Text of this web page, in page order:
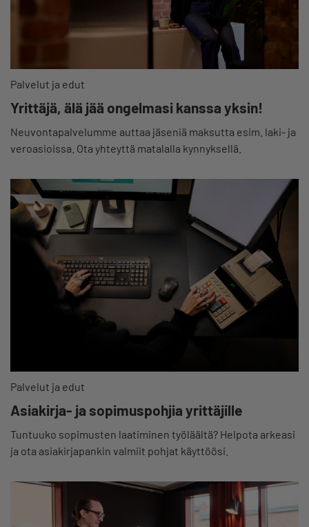
Palvelut ja edut
Yrittäjä, älä jää ongelmasi kanssa yksin!
Neuvontapalvelumme auttaa jäseniä maksutta esim. laki- ja
veroasioissa. Ota yhteyttä matalalla kynnyksellä.
Palvelut ja edut
Asiakirja- ja sopimuspohjia yrittäjille
Tuntuuko sopimusten laatiminen työläältä? Helpota arkeasi
ja ota asiakirjapankin valmiit pohjat käyttöösi.